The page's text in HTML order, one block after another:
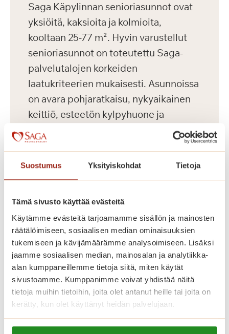
Suostumus Yksityiskohdat Tietoja
Tämä sivusto käyttää evästeitä
Käytämme evästeitä tarjoamamme sisällön ja mainosten
räätälöimiseen, sosiaalisen median ominaisuuksien
tukemiseen ja kävijämäärämme analysoimiseen. Lisäksi
jaamme sosiaalisen median, mainosalan ja analytiikka-
alan kumppaneillemme tietoja siitä, miten käytät
sivustoamme. Kumppanimme voivat yhdistää näitä
tietoja muihin tietoihin, joita olet antanut heille tai joita on
kerätty, kun olet käyttänyt heidän palvelujaan.
Lue lisää evästeistä:
Saga Käpylinnan senioriasunnot ovat
yksiöitä, kaksioita ja kolmioita,
kooltaan 25-77 m². Hyvin varustellut
senioriasunnot on toteutettu Saga-
palvelutalojen korkeiden
laatukriteerien mukaisesti. Asunnoissa
on avara pohjaratkaisu, nykyaikainen
keittiö, esteetön kylpyhuone ja
turvapuhelin. Kauniisti sisustettuina
yleistiloina ovat asukkaiden käytössä
kahvila, ravintola, kirjasto, kerhohuone,
vietetään yhdessä aikaa.
Saga Käpylinnan asumiskuluun
sisältyy asunnon vuokra ja yhteisten
tilojen käyttö. Jokaisella asukkaalla on
lisäksi yksilöllinen palvelupaketti.
Katso vapaat senioriasunnot